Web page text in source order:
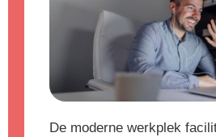
De moderne werkplek